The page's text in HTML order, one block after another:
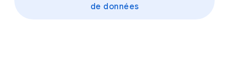
de données